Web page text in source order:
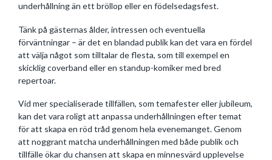
underhållning än ett bröllop eller en födelsedagsfest.
Tänk på gästernas ålder, intressen och eventuella
förväntningar – är det en blandad publik kan det vara en fördel
att välja något som tilltalar de flesta, som till exempel en
skicklig coverband eller en standup-komiker med bred
repertoar.
Vid mer specialiserade tillfällen, som temafester eller jubileum,
kan det vara roligt att anpassa underhållningen efter temat
för att skapa en röd tråd genom hela evenemanget. Genom
att noggrant matcha underhållningen med både publik och
tillfälle ökar du chansen att skapa en minnesvärd upplevelse